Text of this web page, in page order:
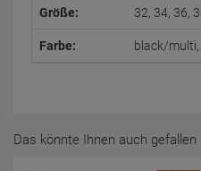
Größe: 32, 34, 36,
Farbe: black/
Das könnte Ihnen auch gefallen